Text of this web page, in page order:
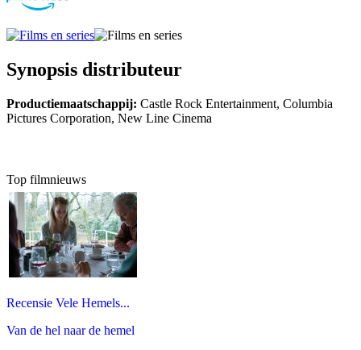
Synopsis distributeur
Productiemaatschappij: Castle Rock Entertainment, Columbia
Pictures Corporation, New Line Cinema
Top filmnieuws
Recensie Vele Hemels...
Van de hel naar de hemel